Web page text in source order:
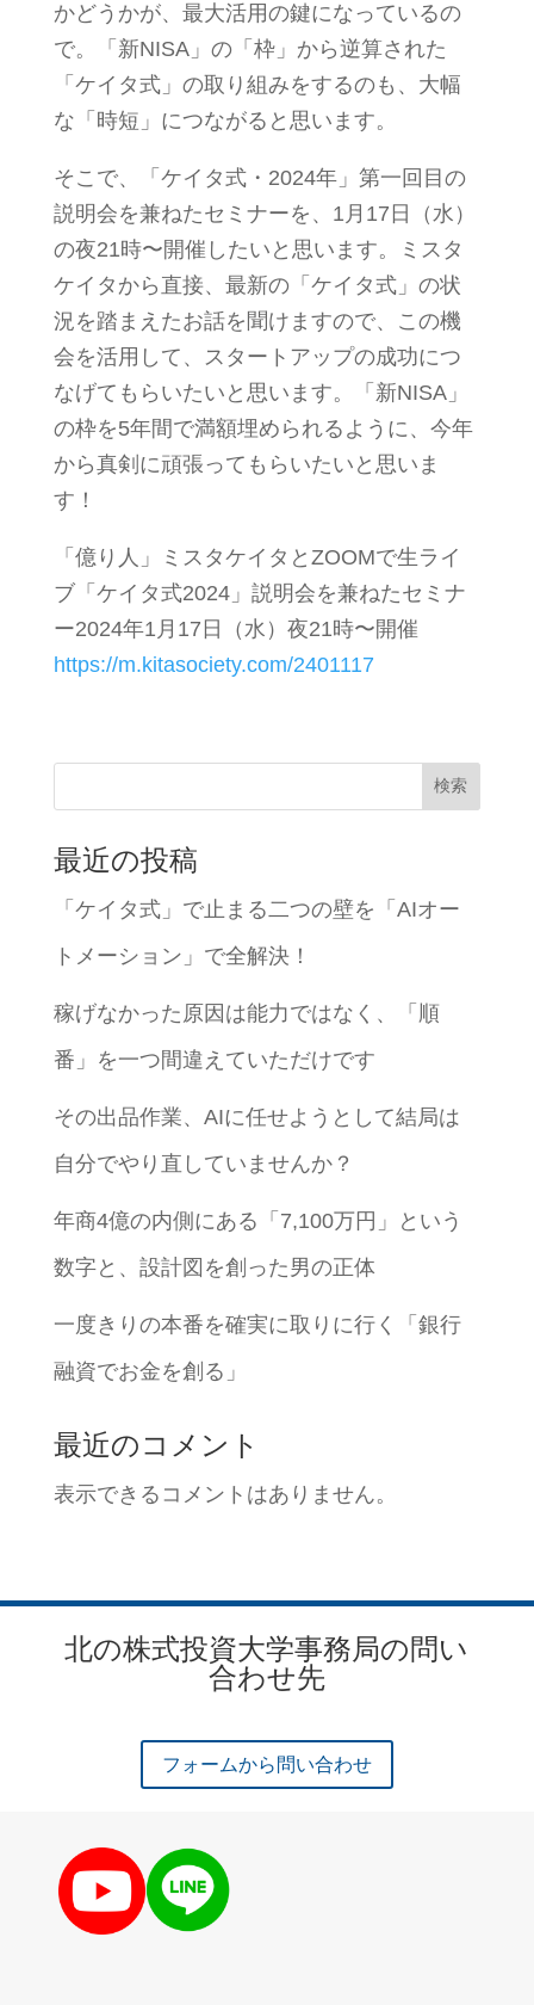
かどうかが、最大活用の鍵になっているの
で。「新NISA」の「枠」から逆算された
「ケイタ式」の取り組みをするのも、大幅
な「時短」につながると思います。
そこで、「ケイタ式・2024年」第一回目の
説明会を兼ねたセミナーを、1月17日（水）
の夜21時〜開催したいと思います。ミスタ
ケイタから直接、最新の「ケイタ式」の状
況を踏まえたお話を聞けますので、この機
会を活用して、スタートアップの成功につ
なげてもらいたいと思います。「新NISA」
の枠を5年間で満額埋められるように、今年
から真剣に頑張ってもらいたいと思いま
す！
「億り人」ミスタケイタとZOOMで生ライ
ブ「ケイタ式2024」説明会を兼ねたセミナ
ー2024年1月17日（水）夜21時〜開催
https://m.kitasociety.com/2401117
検索
最近の投稿
「ケイタ式」で止まる二つの壁を「AIオー
トメーション」で全解決！
稼げなかった原因は能力ではなく、「順
番」を一つ間違えていただけです
その出品作業、AIに任せようとして結局は
自分でやり直していませんか？
年商4億の内側にある「7,100万円」という
数字と、設計図を創った男の正体
一度きりの本番を確実に取りに行く「銀行
融資でお金を創る」
最近のコメント
表示できるコメントはありません。
北の株式投資大学事務局の問い
合わせ先
フォームから問い合わせ